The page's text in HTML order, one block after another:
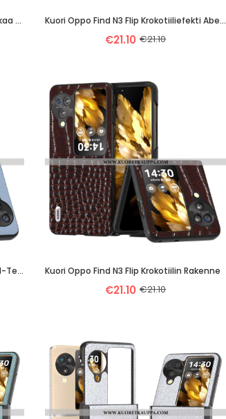
Kuori Oppo Find N3 Flip Litsi Keinonahkaa Abeel Kuori Oppo Find N3 Flip Krokotiiliefekti Abeel
€21.10 €21.10
Puhelinkuoret Oppo Find N3 Flip Abeel-Teksturoitu Nahkatyyli Kuori Oppo Find N3 Flip Krokotiilin Rakenne
€21.10 €21.10